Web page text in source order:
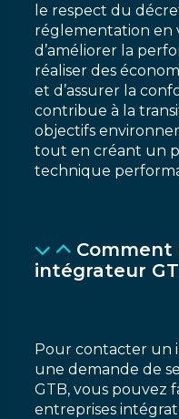
le respect du
réglementation en
d’améliorer la
réaliser des
et d’assurer la
contribue à la
objectifs
tout en créant un
technique
intégrateur
Pour contacter un
une demande de
GTB, vous pouvez
entreprises